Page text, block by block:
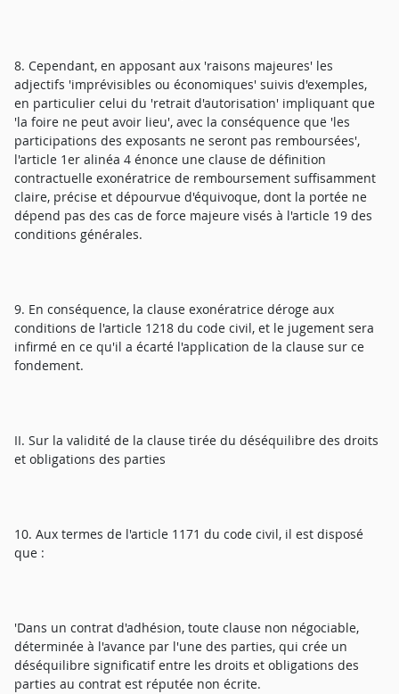
8. Cependant, en apposant aux 'raisons majeures' les
adjectifs 'imprévisibles ou économiques' suivis d'exemples,
en particulier celui du 'retrait d'autorisation' impliquant que
'la foire ne peut avoir lieu', avec la conséquence que 'les
participations des exposants ne seront pas remboursées',
l'article 1er alinéa 4 énonce une clause de définition
contractuelle exonératrice de remboursement suffisamment
claire, précise et dépourvue d'équivoque, dont la portée ne
dépend pas des cas de force majeure visés à l'article 19 des
conditions générales.
9. En conséquence, la clause exonératrice déroge aux
conditions de l'article 1218 du code civil, et le jugement sera
infirmé en ce qu'il a écarté l'application de la clause sur ce
fondement.
II. Sur la validité de la clause tirée du déséquilibre des droits
et obligations des parties
10. Aux termes de l'article 1171 du code civil, il est disposé
que :
'Dans un contrat d'adhésion, toute clause non négociable,
déterminée à l'avance par l'une des parties, qui crée un
déséquilibre significatif entre les droits et obligations des
parties au contrat est réputée non écrite.